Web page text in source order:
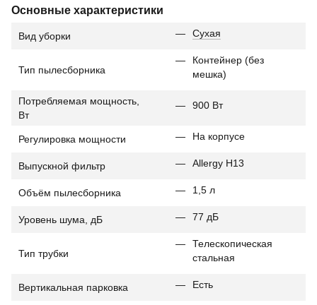
Основные характеристики
Вид уборки Сухая
Тип пылесборника
Контейнер (без
мешка)
Потребляемая мощность,
Вт
900 Вт
Регулировка мощности На корпусе
Выпускной фильтр Allergy H13
Объём пылесборника 1,5 л
Уровень шума, дБ 77 дБ
Тип трубки
Телескопическая
стальная
Вертикальная парковка Есть